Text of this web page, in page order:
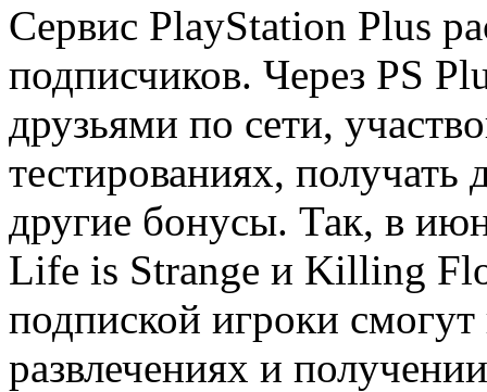
Сервис PlayStation Plus
подписчиков. Через PS
друзьями по сети,
тестированиях,
другие бонусы. Так, в
Life is Strange и Killing
подпиской игроки
развлечениях и